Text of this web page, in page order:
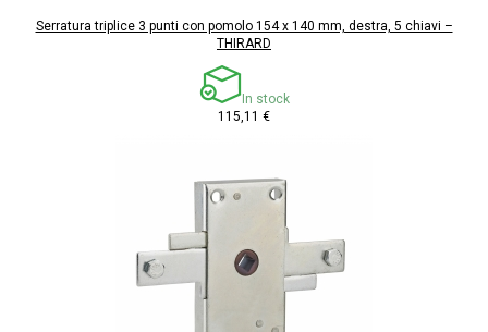
Serratura triplice 3 punti con pomolo 154 x 140 mm, destra, 5 chiavi –
THIRARD
In stock
115,11 €